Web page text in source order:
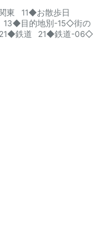
東
11◆お散歩日
13◆目的地別-15◇街の
21◆鉄道
21◆鉄道-06◇